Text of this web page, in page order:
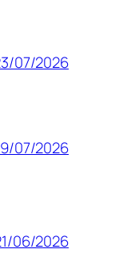
07/2026
07/2026
06/2026